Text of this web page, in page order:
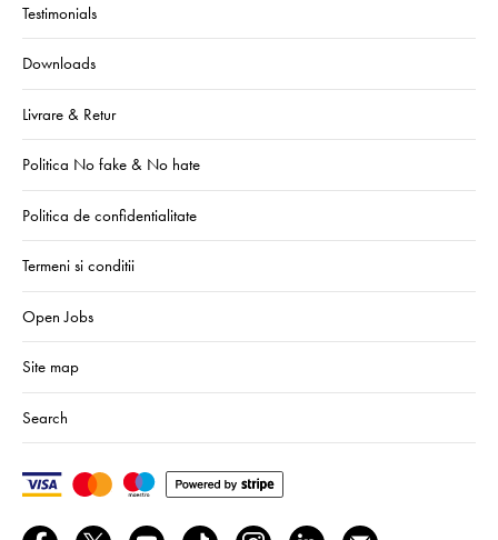
Testimonials
Downloads
Livrare & Retur
Politica No fake & No hate
Politica de confidentialitate
Termeni si conditii
Open Jobs
Site map
Search